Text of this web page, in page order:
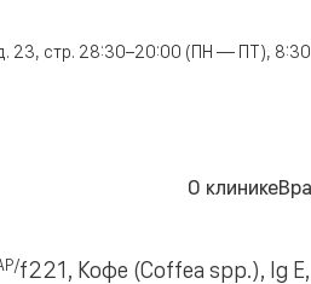
23, стр. 28:30–20:00 (ПН — ПТ),
О клинике
f221, Кофе (Coffea spp.), Ig